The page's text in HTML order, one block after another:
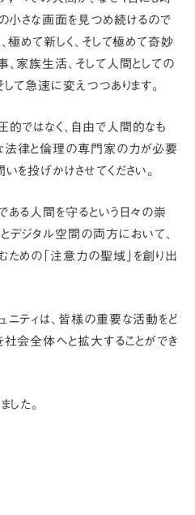
小さな画面を見つめ続けるので
極めて新しく、そして極めて奇妙
家族生活、そして人間としての
て急速に変えつつあります。
ではなく、自由で人間的なも
法律と倫理の専門家の力が必要
を投げかけさせてください。
る人間を守るという日々の崇
デジタル空間の両方において、
ための「注意力の聖域」を創り出
ティは、皆様の重要な活動をど
会全体へと拡大することができ
した。